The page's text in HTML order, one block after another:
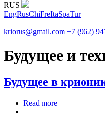
RUS
EngRusChiFreItaSpaTur
kriorus@gmail.com +7 (962)
Будущее и
Будущее в
Read more